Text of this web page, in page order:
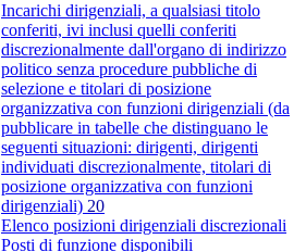
Incarichi dirigenziali, a qualsiasi titolo
conferiti, ivi inclusi quelli conferiti
discrezionalmente dall'organo di indirizzo
politico senza procedure pubbliche di
selezione e titolari di posizione
organizzativa con funzioni dirigenziali (da
pubblicare in tabelle che distinguano le
seguenti situazioni: dirigenti, dirigenti
individuati discrezionalmente, titolari di
posizione organizzativa con funzioni
dirigenziali) 20
Elenco posizioni dirigenziali discrezionali
Posti di funzione disponibili